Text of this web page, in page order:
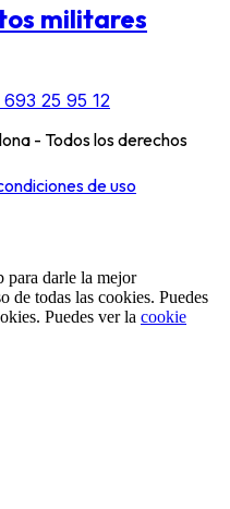
militares
25 95 12
- Todos los derechos
de uso
para darle la mejor
de todas las cookies. Puedes
Puedes ver la cookie